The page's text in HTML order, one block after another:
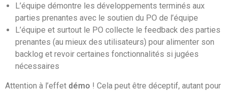
L’équipe démontre les développements terminés aux
parties prenantes avec le soutien du PO de l’équipe
L’équipe et surtout le PO collecte le feedback des parties
prenantes (au mieux des utilisateurs) pour alimenter son
backlog et revoir certaines fonctionnalités si jugées
nécessaires
Attention à l’effet démo ! Cela peut être déceptif, autant pour